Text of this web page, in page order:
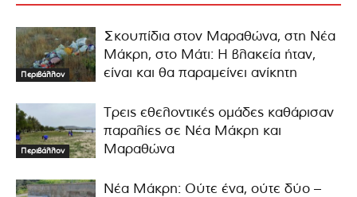
Περιβάλλον
Σκουπίδια στον Μαραθώνα, στη Νέα
Μάκρη, στο Μάτι: Η βλακεία ήταν,
είναι και θα παραμείνει ανίκητη
Περιβάλλον
Τρεις εθελοντικές ομάδες καθάρισαν
παραλίες σε Νέα Μάκρη και
Μαραθώνα
Νέα Μάκρη: Ούτε ένα, ούτε δύο –